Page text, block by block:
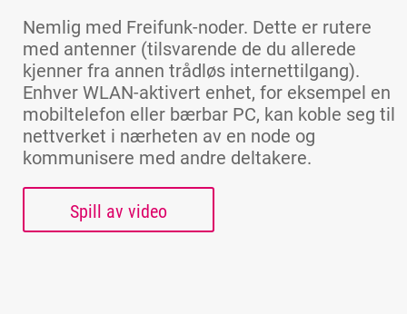
Nemlig med Freifunk-noder. Dette er rutere
med antenner (tilsvarende de du allerede
kjenner fra annen trådløs internettilgang).
Enhver WLAN-aktivert enhet, for eksempel en
mobiltelefon eller bærbar PC, kan koble seg til
nettverket i nærheten av en node og
kommunisere med andre deltakere.
Spill av video